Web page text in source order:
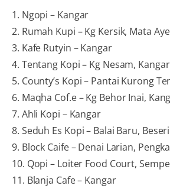
1. Ngopi – Kangar
2. Rumah Kupi – Kg Kersik, Mata
3. Kafe Rutyin – Kangar
4. Tentang Kopi – Kg Nesam, Kangar
5. County’s Kopi – Pantai Kurong
6. Maqha Cof.e – Kg Behor Inai,
7. Ahli Kopi – Kangar
8. Seduh Es Kopi – Balai Baru, Beseri
9. Block Caife – Denai Larian,
10. Qopi – Loiter Food Court,
11. Blanja Cafe – Kangar